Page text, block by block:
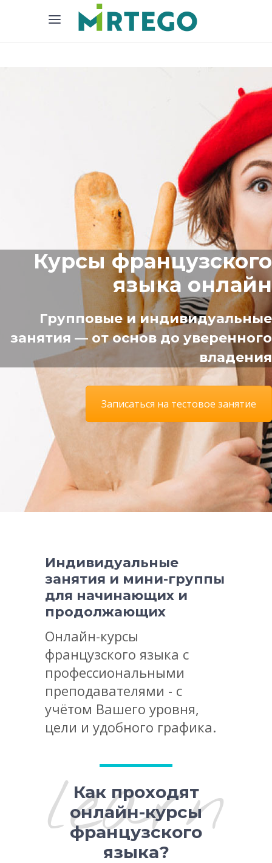
Курсы французского
языка онлайн
Групповые и индивидуальные
занятия — от основ до уверенного
владения
Записаться на тестовое занятие
Индивидуальные
занятия и мини-группы
для начинающих и
продолжающих
Онлайн-курсы
французского языка с
профессиональными
преподавателями - с
учётом Вашего уровня,
цели и удобного графика.
learn
Как проходят
онлайн-курсы
французского
языка?